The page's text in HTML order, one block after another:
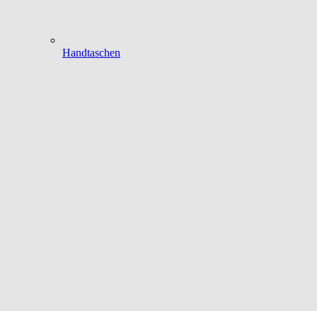
Handtaschen